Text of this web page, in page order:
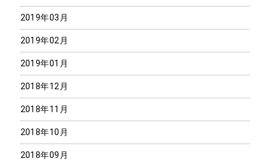
2019年03月
2019年02月
2019年01月
2018年12月
2018年11月
2018年10月
2018年09月